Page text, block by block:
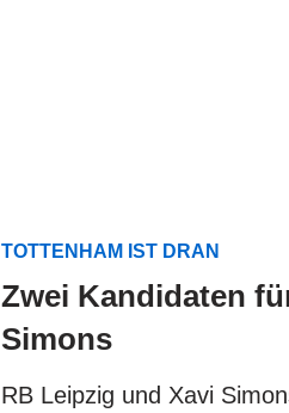
TOTTENHAM IST DRAN
Zwei Kandidaten
Simons
RB Leipzig und Xavi